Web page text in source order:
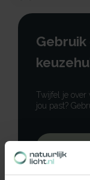
Twijfel je over
jou past?
Neem